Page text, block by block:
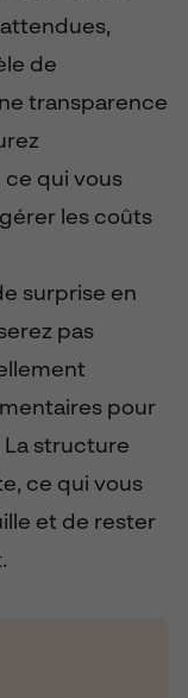
de
transparence
qui vous
les coûts
surprise en
pas
pour
La structure
ce qui vous
et de rester